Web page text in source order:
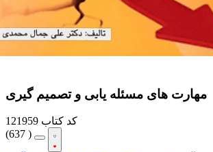
مهارت های مسئله یابی و تصمیم گیری
کد کتاب 121959
(637 )